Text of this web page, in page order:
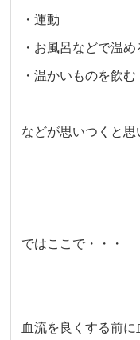
・運動
・お風呂などで温め
・温かいものを飲む
などが思いつくと思
ではここで・・・
血流を良くする前